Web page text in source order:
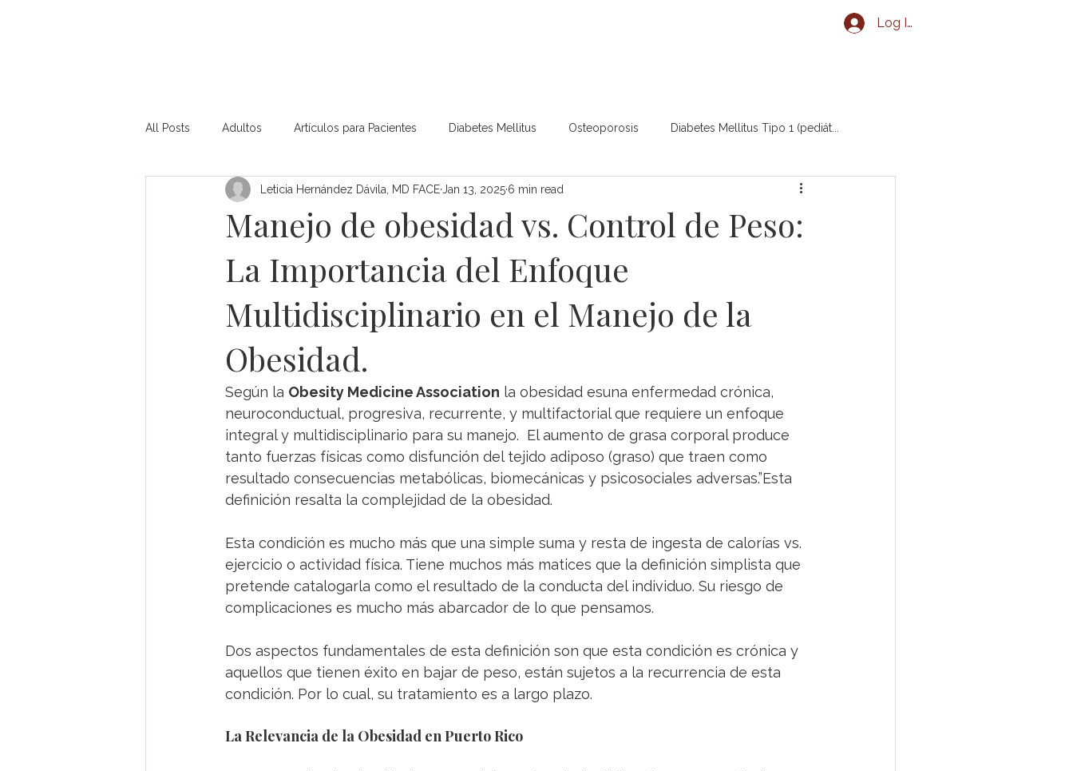
Log In
All Posts Adultos Artículos para Pacientes Diabetes Mellitus Osteoporosis Diabetes Mellitus Tipo 1 (pediát...
Diabetes Mellitus Tipo 2 (pediát... Niños y Adolescentes Hipoglucemia Obesidad
Hipertiroidismo Hipotiroidismo
Profesionales de la Salud Reproducción Masculina Nódulos o Bocio Tiroideo Cáncer de Tiroides
Comunicados y Cartas COVID-19 Preparación ante emergencias Desórdenes de Calcio y Hueso
Diabetes Mellitus e Hipoglucemia Desórdenes del tiroides Reproducción Femenina
Series Educativas
Manejo de obesidad vs. Control de Peso:
La Importancia del Enfoque
Multidisciplinario en el Manejo de la
Obesidad.
Leticia Hernández Dávila, MD FACE Jan 13, 2025 6 min read
Según la Obesity Medicine Association la obesidad esuna enfermedad crónica,
neuroconductual, progresiva, recurrente, y multifactorial que requiere un enfoque
integral y multidisciplinario para su manejo.  El aumento de grasa corporal produce
tanto fuerzas físicas como disfunción del tejido adiposo (graso) que traen como
resultado consecuencias metabólicas, biomecánicas y psicosociales adversas.”Esta
definición resalta la complejidad de la obesidad.
Esta condición es mucho más que una simple suma y resta de ingesta de calorías vs.
ejercicio o actividad física. Tiene muchos más matices que la definición simplista que
pretende catalogarla como el resultado de la conducta del individuo. Su riesgo de
complicaciones es mucho más abarcador de lo que pensamos.
Dos aspectos fundamentales de esta definición son que esta condición es crónica y
aquellos que tienen éxito en bajar de peso, están sujetos a la recurrencia de esta
condición. Por lo cual, su tratamiento es a largo plazo.
La Relevancia de la Obesidad en Puerto Rico